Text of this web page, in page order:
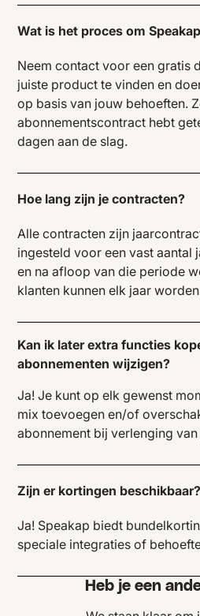
Wat is het proces om
Neem contact voor een gratis
juiste product te vinden en
op basis van jouw behoeften.
abonnementscontract hebt
dagen aan de slag.
Hoe lang zijn je contracten?
Alle contracten zijn
ingesteld voor een vast aantal
en na afloop van die periode
klanten kunnen elk jaar
Kan ik later extra functies
abonnementen wijzigen?
Ja! Je kunt op elk gewenst
mix toevoegen en/of
abonnement bij verlenging
Zijn er kortingen beschikbaar?
Ja! Speakap biedt
speciale integraties of
Heb je een